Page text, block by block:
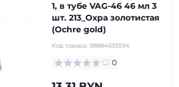
1, в тубе VAG-46 46 мл 3
шт. 213_Охра золотистая
(Ochre gold)
Код товара: 98884693594
0